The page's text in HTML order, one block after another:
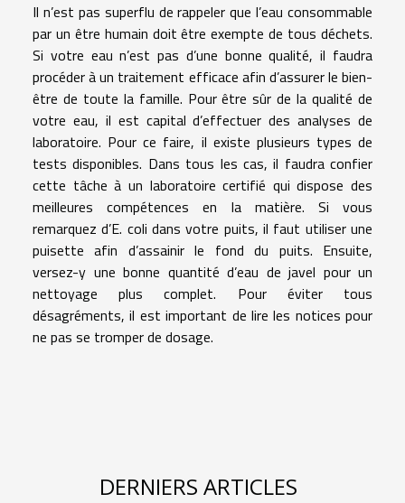
Il n’est pas superflu de rappeler que l’eau consommable
par un être humain doit être exempte de tous déchets.
Si votre eau n’est pas d’une bonne qualité, il faudra
procéder à un traitement efficace afin d’assurer le bien-
être de toute la famille. Pour être sûr de la qualité de
votre eau, il est capital d’effectuer des analyses de
laboratoire. Pour ce faire, il existe plusieurs types de
tests disponibles. Dans tous les cas, il faudra confier
cette tâche à un laboratoire certifié qui dispose des
meilleures compétences en la matière. Si vous
remarquez d’E. coli dans votre puits, il faut utiliser une
puisette afin d’assainir le fond du puits. Ensuite,
versez-y une bonne quantité d’eau de javel pour un
nettoyage plus complet. Pour éviter tous
désagréments, il est important de lire les notices pour
ne pas se tromper de dosage.
DERNIERS ARTICLES